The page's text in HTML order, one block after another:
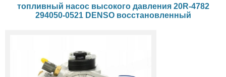
топливный насос высокого давления 20R-4782
294050-0521 DENSO восстановленный